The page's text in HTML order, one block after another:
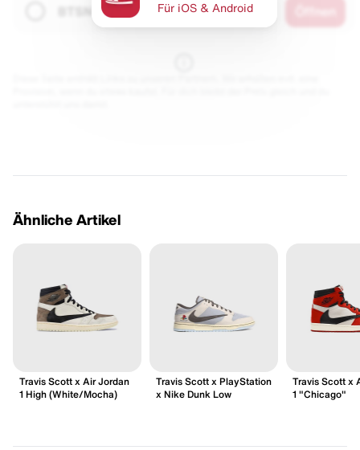
Für iOS & Android
Ähnliche Artikel
Travis Scott x Air Jordan
1 High (White/Mocha)
Travis Scott x PlayStation
x Nike Dunk Low
Travis Scott x
1 "Chicago"